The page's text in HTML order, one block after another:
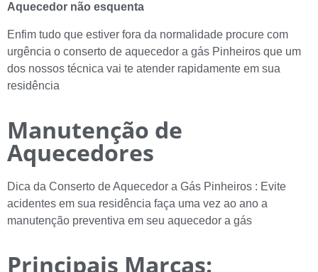
Aquecedor não esquenta
Enfim tudo que estiver fora da normalidade procure com
urgência o conserto de aquecedor a gás Pinheiros que um
dos nossos técnica vai te atender rapidamente em sua
residência
Manutenção de
Aquecedores
Dica da Conserto de Aquecedor a Gás Pinheiros : Evite
acidentes em sua residência faça uma vez ao ano a
manutenção preventiva em seu aquecedor a gás
Principais Marcas: